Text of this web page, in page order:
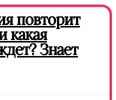
повторит
какая
Знает